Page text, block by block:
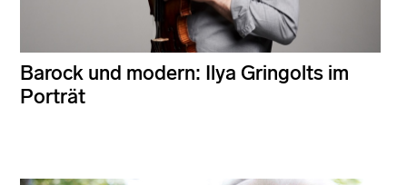
Barock und modern: Ilya Gringolts im
Porträt